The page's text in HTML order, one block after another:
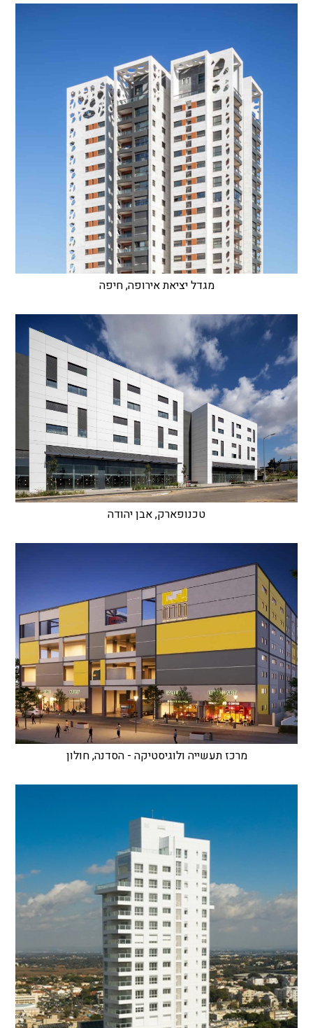
מגדל יציאת אירופה, חיפה
טכנופארק, אבן יהודה
מרכז תעשייה ולוגיסטיקה - הסדנה, חולון